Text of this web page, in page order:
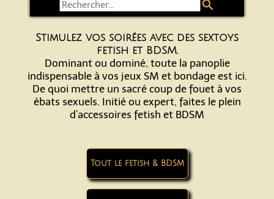
search
Stimulez vos soirées avec des sextoys
fetish et BDSM.
Dominant ou dominé, toute la panoplie
indispensable à vos jeux SM et bondage est ici.
De quoi mettre un sacré coup de fouet à vos
ébats sexuels. Initié ou expert, faites le plein
d’accessoires fetish et BDSM
Tout le fetish & BDSM